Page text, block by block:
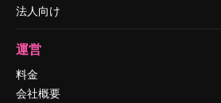
法人向け
運営
料金
会社概要